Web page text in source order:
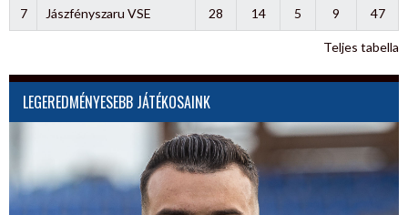
7 Jászfényszaru VSE 28 14 5 9 47
Teljes tabella
LEGEREDMÉNYESEBB JÁTÉKOSAINK